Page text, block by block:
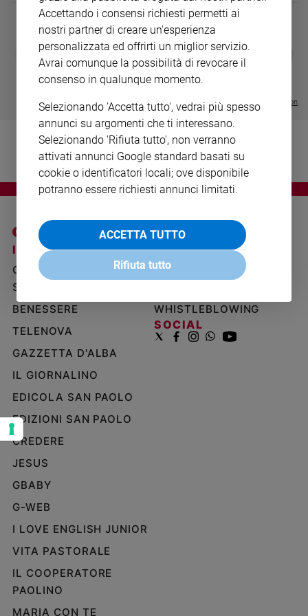
Ambiente
Volontariato
Migranti
inclusione
Costume
e
spettacoli
Sanremo
Cinema,
Tv
streaming
Libri
Musica
Famiglia
educazione
Genitori
e
Nonni
Coppia
Scuola
LE GRANDI BASILICHE ITALIANE
€ 64,50
DIARIO G 2026-27
€ 8,90
- € 8,90
Visualizza tutte le collection
I SITI SAN PAOLO
GRUPPO EDITORIALE
SAN PAOLO
BENESSERE
TELENOVA
GAZZETTA D'ALBA
IL GIORNALINO
EDICOLA SAN PAOLO
EDIZIONI SAN PAOLO
CREDERE
JESUS
GBABY
G-WEB
I LOVE ENGLISH JUNIOR
VITA PASTORALE
IL COOPERATORE
PAOLINO
MARIA CON TE
NOTE LEGALI
PRIVACY POLICY
WHISTLEBLOWING
SOCIAL
Accettando i consensi richiesti permetti ai
nostri partner di creare un'esperienza
personalizzata ed offrirti un miglior servizio.
Avrai comunque la possibilità di revocare il
consenso in qualunque momento.
Selezionando 'Accetta tutto', vedrai più spesso
annunci su argomenti che ti interessano.
Selezionando 'Rifiuta tutto', non verranno
attivati annunci Google standard basati su
cookie o identificatori locali; ove disponibile
potranno essere richiesti annunci limitati.
ACCETTA TUTTO
Rifiuta tutto